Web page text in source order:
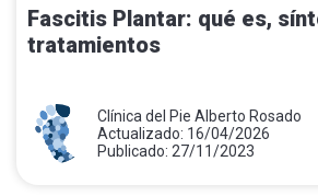
Fascitis Plantar: qué es,
tratamientos
Clínica del Pie Alberto Rosado
Actualizado: 16/04/2026
Publicado: 27/11/2023